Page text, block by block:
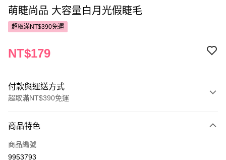
萌睫尚品 大容量白月光假睫毛
超取滿NT$390免運
NT$179
付款與運送方式
超取滿NT$390免運
POYA支付
信用卡一次付款
商品特色
商品編號
9953793